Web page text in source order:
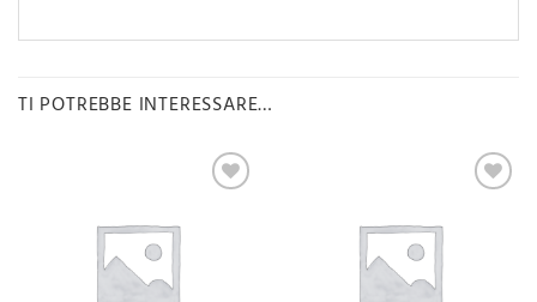
TI POTREBBE INTERESSARE…